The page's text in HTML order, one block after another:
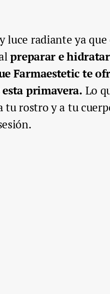
luce radiante ya
preparar e
Farmaestetic te
primavera. Lo
tu rostro y a tu